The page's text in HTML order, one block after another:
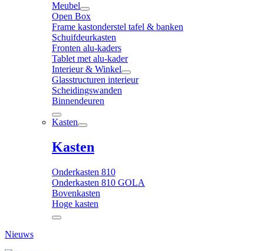
Meubel
Open Box
Frame kastonderstel tafel & banken
Schuifdeurkasten
Fronten alu-kaders
Tablet met alu-kader
Interieur & Winkel
Glasstructuren interieur
Scheidingswanden
Binnendeuren
Kasten
Kasten
Onderkasten 810
Onderkasten 810 GOLA
Bovenkasten
Hoge kasten
Nieuws